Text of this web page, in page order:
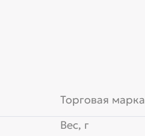
Торговая марка
Вес, г